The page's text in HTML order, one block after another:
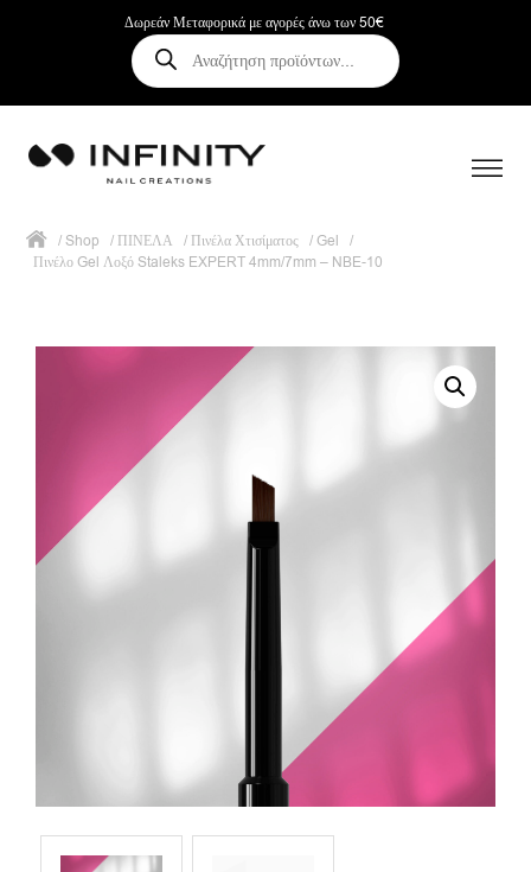
Δωρεάν Μεταφορικά με αγορές άνω των 50€
Αναζήτηση
προϊόντων
/Shop / ΠΙΝΕΛΑ / Πινέλα Χτισίματος /Gel
/
Πινέλο Gel Λοξό Staleks EXPERT 4mm/7mm – NBE-10